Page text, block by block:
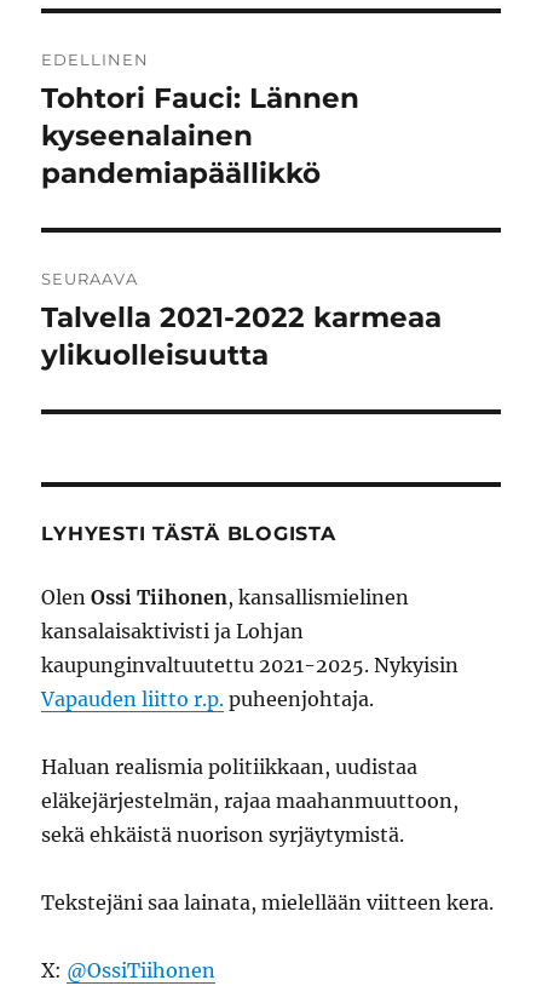
selaus
EDELLINEN
Edellinen
artikkeli:
Tohtori Fauci: Lännen
kyseenalainen
pandemiapäällikkö
SEURAAVA
Seuraava
artikkeli:
Talvella 2021-2022 karmeaa
ylikuolleisuutta
LYHYESTI TÄSTÄ BLOGISTA
OlenOssi Tiihonen, kansallismielinen
kansalaisaktivisti ja Lohjan
kaupunginvaltuutettu 2021-2025. Nykyisin
Vapauden liitto r.p. puheenjohtaja.
Haluan realismia politiikkaan, uudistaa
eläkejärjestelmän, rajaa maahanmuuttoon,
sekä ehkäistä nuorison syrjäytymistä.
Tekstejäni saa lainata, mielellään viitteen kera.
X: @OssiTiihonen